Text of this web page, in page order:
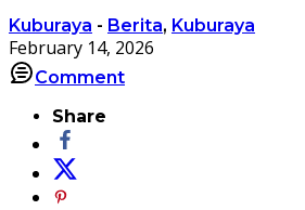
Kuburaya - Berita, Kuburaya
February 14, 2026
Comment
Share